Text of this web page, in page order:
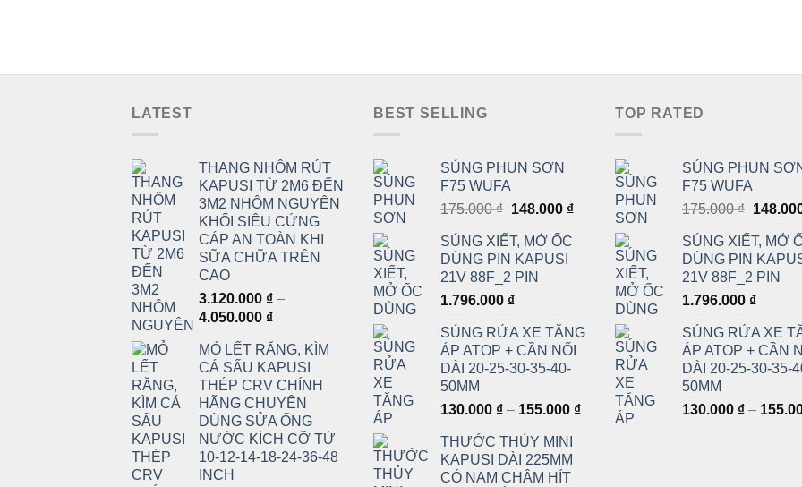
LATEST
THANG NHÔM RÚT
KAPUSI TỪ 2M6 ĐẾN
3M2 NHÔM NGUYÊN
KHỐI SIÊU CỨNG
CÁP AN TOÀN KHI
SỮA CHỮA TRÊN
CAO
3.120.000 ₫ –
4.050.000 ₫Khoảng
từ
3.120.000 ₫
đến
4.050.000 ₫
MỎ LẾT RĂNG, KÌM
CÁ SẤU KAPUSI
THÉP CRV CHÍNH
HÃNG CHUYÊN
DÙNG SỬA ỐNG
NƯỚC KÍCH CỠ TỪ
10-12-14-18-24-36-48
INCH
BEST SELLING
SÚNG PHUN SƠN
F75 WUFA
175.000₫ Giá
là:
175.000 ₫.
148.000 ₫Giá
148.000 ₫.
SÚNG XIẾT, MỞ ỐC
DÙNG PIN KAPUSI
21V 88F_2 PIN
1.796.000 ₫
SÚNG RỬA XE TĂNG
ÁP ATOP + CẦN NỐI
DÀI 20-25-30-35-40-
50MM
130.000 ₫ – 155.000 ₫Khoảng
THƯỚC THỦY MINI
KAPUSI DÀI 225MM
CÓ NAM CHÂM HÍT
TOP RATED
SÚNG PHUN
F75 WUFA
175.000₫ Giá
là:
175.000
SÚNG XIẾT, MỞ
DÙNG PIN
21V 88F_2 PIN
1.796.000 ₫
SÚNG RỬA XE
ÁP ATOP + CẦN
DÀI 20-25-30-35-
50MM
130.000 ₫ –